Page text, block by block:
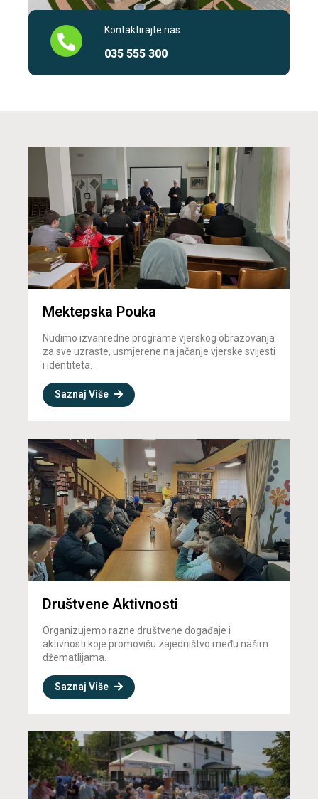
Kontaktirajte nas
035 555 300
Mektepska Pouka
Nudimo izvanredne programe vjerskog obrazovanja
za sve uzraste, usmjerene na jačanje vjerske svijesti
i identiteta.
Saznaj Više
Društvene Aktivnosti
Organizujemo razne društvene događaje i
aktivnosti koje promovišu zajedništvo među našim
džematlijama.
Saznaj Više